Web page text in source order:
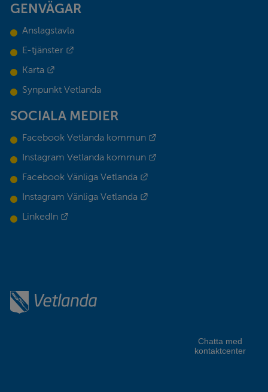
GENVÄGAR
Anslagstavla
E-tjänster
Karta
Synpunkt Vetlanda
SOCIALA MEDIER
Facebook Vetlanda kommun
Instagram Vetlanda kommun
Facebook Vänliga Vetlanda
Instagram Vänliga Vetlanda
LinkedIn